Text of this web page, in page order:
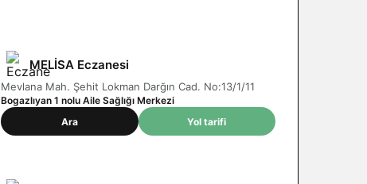
MELİSA Eczanesi
Mevlana Mah. Şehit Lokman Darğın Cad. No:13/1/11
Bogazlıyan 1 nolu Aile Sağlığı Merkezi
Ara
Yol tarifi